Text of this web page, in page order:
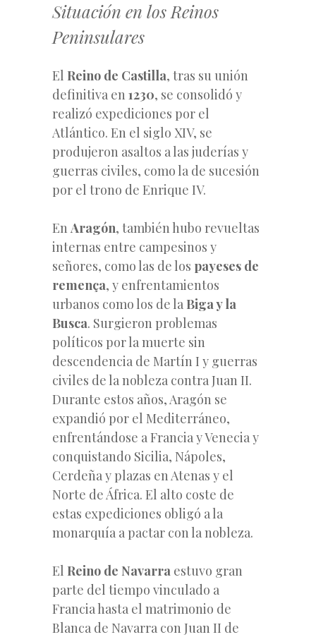
Situación en los Reinos
Peninsulares
El Reino de Castilla, tras su unión
definitiva en 1230, se consolidó y
realizó expediciones por el
Atlántico. En el siglo XIV, se
produjeron asaltos a las juderías y
guerras civiles, como la de sucesión
por el trono de Enrique IV.
En Aragón, también hubo revueltas
internas entre campesinos y
señores, como las de los payeses de
remença, y enfrentamientos
urbanos como los de la Biga y la
Busca. Surgieron problemas
políticos por la muerte sin
descendencia de Martín I y guerras
civiles de la nobleza contra Juan II.
Durante estos años, Aragón se
expandió por el Mediterráneo,
enfrentándose a Francia y Venecia y
conquistando Sicilia, Nápoles,
Cerdeña y plazas en Atenas y el
Norte de África. El alto coste de
estas expediciones obligó a la
monarquía a pactar con la nobleza.
El Reino de Navarra estuvo gran
parte del tiempo vinculado a
Francia hasta el matrimonio de
Blanca de Navarra con Juan II de